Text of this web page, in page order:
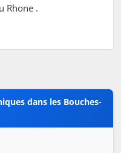
Rhone .
dans les Bouches-